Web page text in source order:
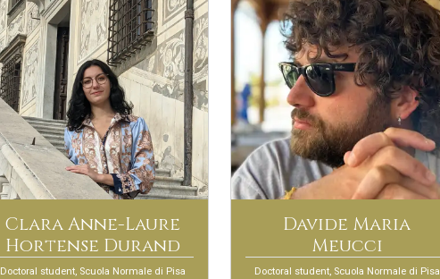
Clara Anne-Laure
Hortense Durand
Doctoral student, Scuola Normale di Pisa
Davide Maria
Meucci
Doctoral student, Scuola Normale di Pisa